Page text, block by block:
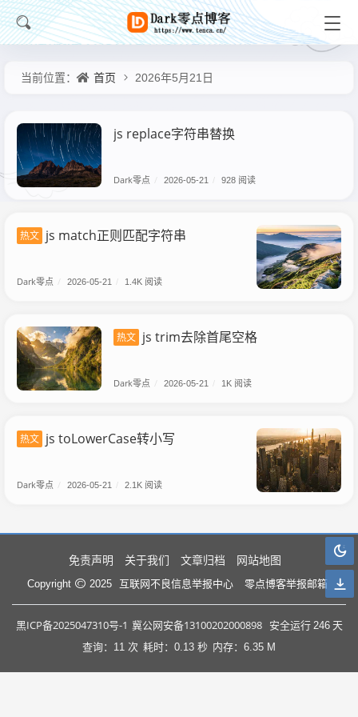
当前位置： 首页 2026年5月21日
js replace字符串替换
Dark零点 / 2026-05-21 928 阅读
热文 js match正则匹配字符串
Dark零点 2026-05-21 1.4K 阅读
热文 js trim去除首尾空格
Dark零点 2026-05-21 1K 阅读
热文 js toLowerCase转小写
Dark零点 2026-05-21 2.1K 阅读
免责声明 关于我们 文章归档 网站地图
Copyright 2025 互联网不良信息举报中心 零点博客举报邮箱
黑ICP备2025047310号-1 冀公网安备13100202000898 安全运行 246 天
查询：11 次 耗时：0.13 秒 内存：6.35 M